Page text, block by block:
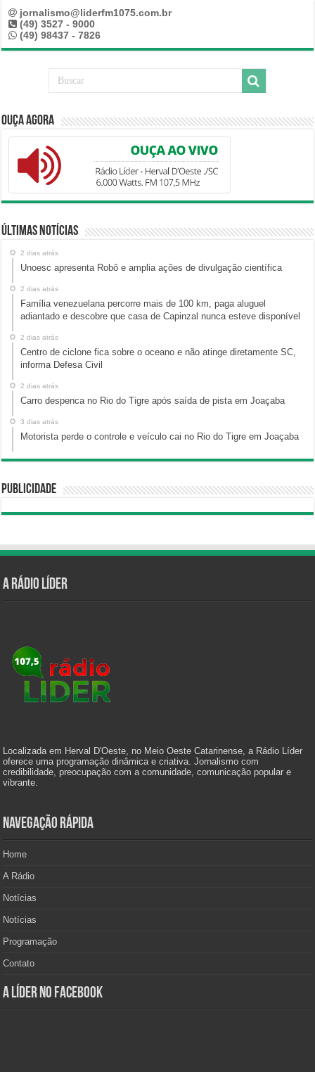
jornalismo@liderfm1075.com.br
(49) 3527 - 9000
(49) 98437 - 7826
Ouça Agora
Últimas Notícias
2 dias atrás
Unoesc apresenta Robô e amplia ações de divulgação científica
2 dias atrás
Família venezuelana percorre mais de 100 km, paga aluguel
adiantado e descobre que casa de Capinzal nunca esteve disponível
2 dias atrás
Centro de ciclone fica sobre o oceano e não atinge diretamente SC,
informa Defesa Civil
2 dias atrás
Carro despenca no Rio do Tigre após saída de pista em Joaçaba
3 dias atrás
Motorista perde o controle e veículo cai no Rio do Tigre em Joaçaba
Publicidade
A Rádio Líder
Localizada em Herval D'Oeste, no Meio Oeste Catarinense, a Rádio Líder
oferece uma programação dinâmica e criativa. Jornalismo com
credibilidade, preocupação com a comunidade, comunicação popular e
vibrante.
Navegação Rápida
Home
A Rádio
Notícias
Notícias
Programação
Contato
A Líder no Facebook